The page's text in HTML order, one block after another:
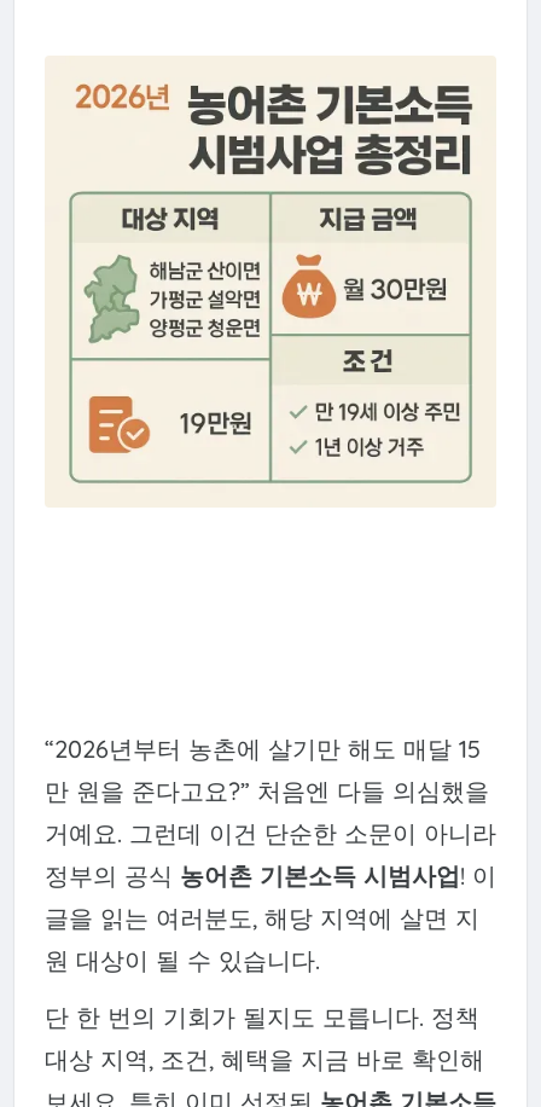
“2026년부터 농촌에 살기만 해도 매달 15
만 원을 준다고요?” 처음엔 다들 의심했을
거예요. 그런데 이건 단순한 소문이 아니라
정부의 공식 농어촌 기본소득 시범사업! 이
글을 읽는 여러분도, 해당 지역에 살면 지
원 대상이 될 수 있습니다.
단 한 번의 기회가 될지도 모릅니다. 정책
대상 지역, 조건, 혜택을 지금 바로 확인해